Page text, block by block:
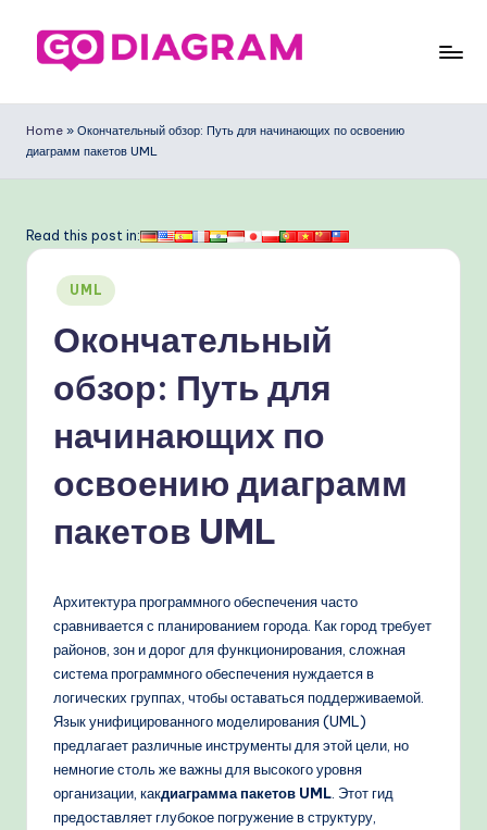
Перейти
o
D
g
ra
m
R
si
P
o
A
Home » Окончательный обзор: Путь для начинающих по освоению
диаграмм пакетов UML
Read this post in:
Опубликовано
UML
Окончательный
обзор: Путь для
начинающих по
освоению диаграмм
пакетов UML
Архитектура программного обеспечения часто
сравнивается с планированием города. Как город требует
районов, зон и дорог для функционирования, сложная
система программного обеспечения нуждается в
логических группах, чтобы оставаться поддерживаемой.
Язык унифицированного моделирования (UML)
предлагает различные инструменты для этой цели, но
немногие столь же важны для высокого уровня
организации, какдиаграмма пакетов UML . Этот гид
предоставляет глубокое погружение в структуру,